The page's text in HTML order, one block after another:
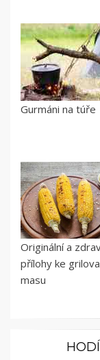
Gurmáni na túře
Originální a
přílohy ke
masu